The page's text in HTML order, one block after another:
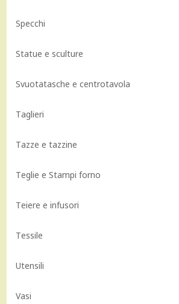
Specchi
Statue e sculture
Svuotatasche e centrotavola
Taglieri
Tazze e tazzine
Teglie e Stampi forno
Teiere e infusori
Tessile
Utensili
Vasi